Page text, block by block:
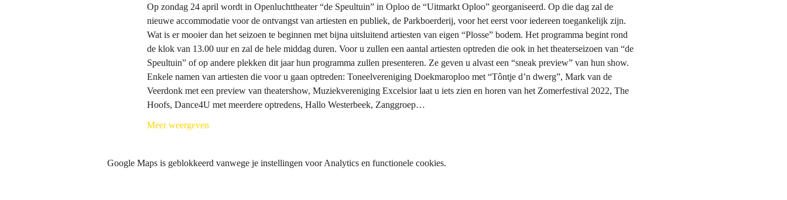
Op zondag 24 april wordt in Openluchttheater “de Speultuin” in Oploo de “Uitmarkt Oploo” georganiseerd. Op die dag zal de
nieuwe accommodatie voor de ontvangst van artiesten en publiek, de Parkboerderij, voor het eerst voor iedereen toegankelijk zijn.
Wat is er mooier dan het seizoen te beginnen met bijna uitsluitend artiesten van eigen “Plosse” bodem. Het programma begint rond
de klok van 13.00 uur en zal de hele middag duren. Voor u zullen een aantal artiesten optreden die ook in het theaterseizoen van “de
Speultuin” of op andere plekken dit jaar hun programma zullen presenteren. Ze geven u alvast een “sneak preview” van hun show.
Enkele namen van artiesten die voor u gaan optreden: Toneelvereniging Doekmaroploo met “Tôntje d’n dwerg”, Mark van de
Veerdonk met een preview van theatershow, Muziekvereniging Excelsior laat u iets zien en horen van het Zomerfestival 2022, The
Hoofs, Dance4U met meerdere optredens, Hallo Westerbeek, Zanggroep…
Meer weergeven
Google Maps is geblokkeerd vanwege je instellingen voor Analytics en functionele cookies.